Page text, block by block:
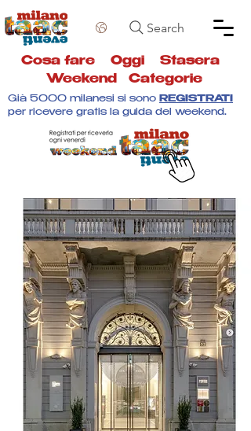
Search
Cosa fare Oggi Stasera
Weekend
Categorie
Già 5000 milanesi si sono REGISTRATI
per ricevere gratis la guida del weekend.